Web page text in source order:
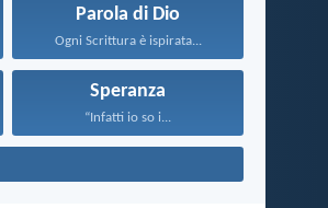
Parola di Dio
Ogni Scrittura è ispirata...
Speranza
“Infatti io so i...